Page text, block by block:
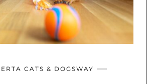
CATS & DOGSWAY